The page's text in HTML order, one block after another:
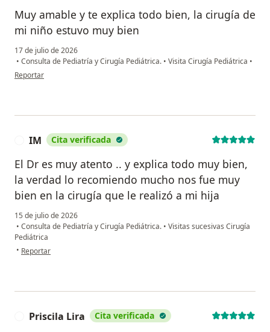
Muy amable y te explica todo bien, la cirugía de
mi niño estuvo muy bien
17 de julio de 2026
• Consulta de Pediatría y Cirugía Pediátrica. • Visita Cirugía Pediátrica •
en opinión del usuario JG
Reportar
IM Cita verificada
El Dr es muy atento .. y explica todo muy bien,
la verdad lo recomiendo mucho nos fue muy
bien en la cirugía que le realizó a mi hija
15 de julio de 2026
• Consulta de Pediatría y Cirugía Pediátrica. • Visitas sucesivas Cirugía
Pediátrica
• en opinión del usuario IM
Reportar
Priscila Lira Cita verificada